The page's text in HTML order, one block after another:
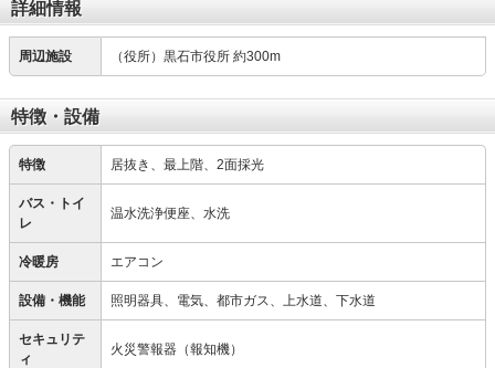
詳細情報
周辺施設 （役所）黒石市役所 約300m
特徴・設備
特徴 居抜き、最上階、2面採光
バス・トイ
レ
温水洗浄便座、水洗
冷暖房 エアコン
設備・機能 照明器具、電気、都市ガス、上水道、下水道
セキュリテ
ィ
火災警報器（報知機）